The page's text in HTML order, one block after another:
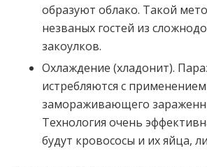
образуют облако. Такой
незваных гостей из
закоулков.
Охлаждение (хладонит).
истребляются с
замораживающего
Технология очень
будут кровососы и их яйца,